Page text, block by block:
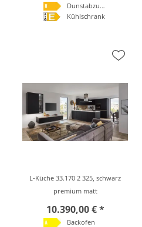
Dunstabzugshaube
Kühlschrank
L-Küche 33.170 2 325, schwarz
premium matt
10.390,00 € *
Backofen